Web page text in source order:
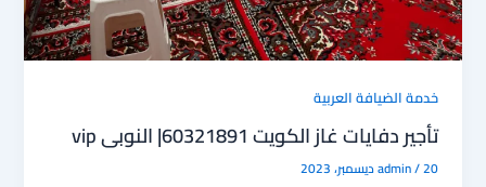
خدمة الضيافة العربية
تأجير دفايات غاز الكويت 60321891| النوبى vip
admin/20 ديسمبر، 2023